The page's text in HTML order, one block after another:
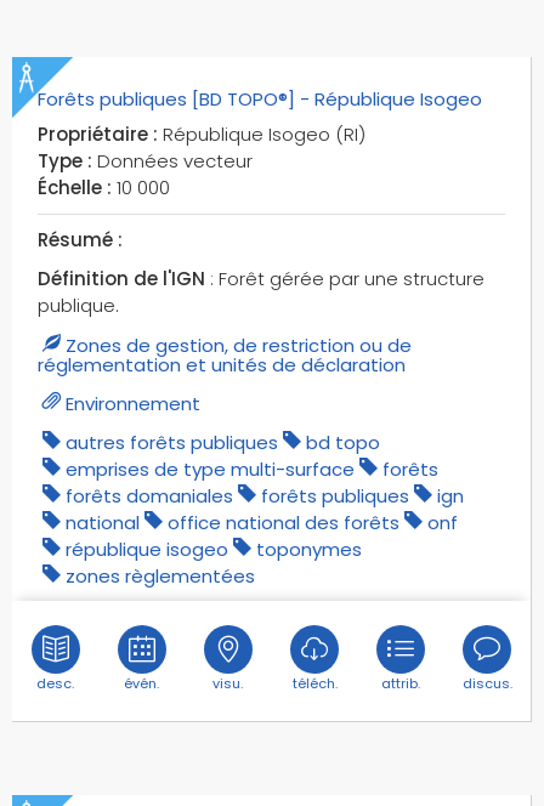
points d'eau
points particuliers
points particuliers du réseau de transport
ponts
ponts-canaux
ports
postes
postes de transformation
préfectures
puits
puits d'hydrocarbures
pylônes
péages
périodes de fermeture des routes
quais
quartiers
restrictions de circulation
retenues d'eau
rochers
routes départementales
routes européennes
Forêts publiques [BD TOPO®] - République Isogeo
Propriétaire : République Isogeo (RI)
Type : Données vecteur
Échelle : 10 000
Résumé :
Définition de l'IGN : Forêt gérée par une structure
publique.
Zones de gestion, de restriction ou de
réglementation et unités de déclaration
Environnement
autres forêts publiques
bd topo
emprises de type multi-surface
forêts
forêts domaniales
forêts publiques
ign
national
office national des forêts
onf
république isogeo
toponymes
zones règlementées
desc. évén. visu. téléch. attrib. discus.